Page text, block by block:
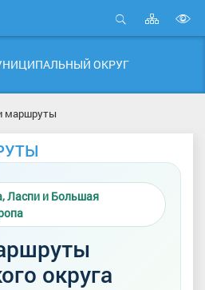
Открыть
Карта
сайта
ОКРУГ
маршруты
Ласпи и Большая
округа